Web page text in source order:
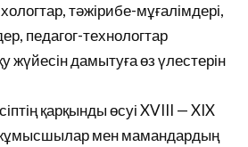
тәжірибе-мұғалімдері,
педагог-технологтар
жүйесін дамытуға өз үлестерін
қарқынды өсуі XVIII — XIX
жұмысшылар мен мамандардың